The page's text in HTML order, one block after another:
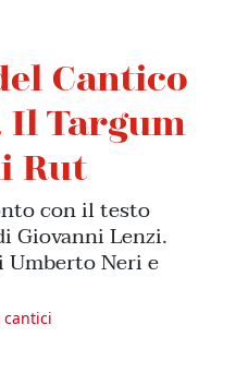
Cantico
Il Targum
Rut
con il testo
Giovanni Lenzi.
Umberto Neri e
cantici